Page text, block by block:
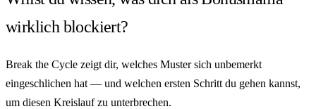
wirklich blockiert?
Break the Cycle zeigt dir, welches Muster sich unbemerkt
eingeschlichen hat — und welchen ersten Schritt du gehen kannst,
um diesen Kreislauf zu unterbrechen.